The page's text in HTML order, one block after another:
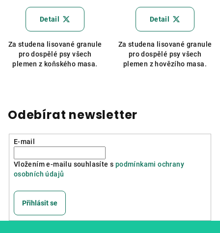
Detail
Za studena lisované granule
pro dospělé psy všech
plemen z koňského masa.
hodnocení
produktu
z
5
hvězdiček.
Detail
Za studena lisované granule
pro dospělé psy všech
plemen z hovězího masa.
Odebírat newsletter
E-mail
Vložením e-mailu souhlasíte s podmínkami ochrany
osobních údajů
Přihlásit se